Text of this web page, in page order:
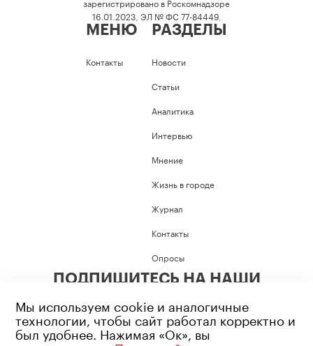
16.01.2023, ЭЛ № ФС 77-84449.
МЕНЮ
Контакты
РАЗДЕЛЫ
Новости
Статьи
Аналитика
Интервью
Мнение
Жизнь в городе
Журнал
Контакты
Опросы
ПОДПИШИТЕСЬ НА НАШИ
Мы используем cookie и аналогичные
технологии, чтобы сайт работал корректно и
был удобнее. Нажимая «Ок», вы